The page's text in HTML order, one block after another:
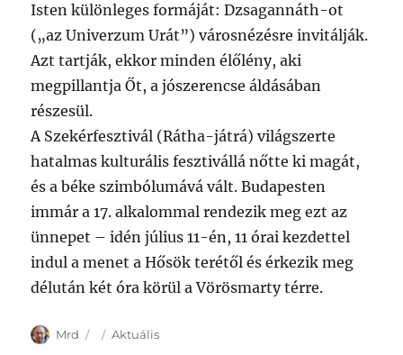
Isten különleges formáját: Dzsagannáth-ot
(„az Univerzum Urát”) városnézésre invitálják.
Azt tartják, ekkor minden élőlény, aki
megpillantja Őt, a jószerencse áldásában
részesül.
A Szekérfesztivál (Rátha-játrá) világszerte
hatalmas kulturális fesztivállá nőtte ki magát,
és a béke szimbólumává vált. Budapesten
immár a 17. alkalommal rendezik meg ezt az
ünnepet – idén július 11-én, 11 órai kezdettel
indul a menet a Hősök terétől és érkezik meg
délután két óra körül a Vörösmarty térre.
Author
Mrd
Posted
Categories
Aktuális